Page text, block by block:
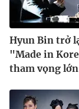
Hyun Bin trở
"Made in
tham vọng